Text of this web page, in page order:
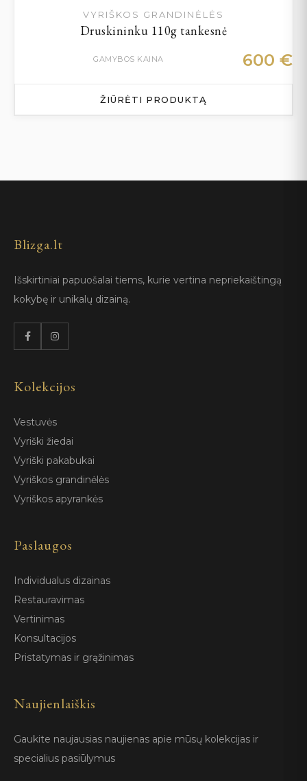
VYRIŠKOS GRANDINĖLĖS
Druskininku 110g tankesnė
GAMYBOS KAINA 600 €
ŽIŪRĖTI PRODUKTĄ
Blizga.lt
Išskirtiniai papuošalai tiems, kurie vertina nepriekaištingą
kokybę ir unikalų dizainą.
Kolekcijos
Vestuvės
Vyriški žiedai
Vyriški pakabukai
Vyriškos grandinėlės
Vyriškos apyrankės
Paslaugos
Individualus dizainas
Restauravimas
Vertinimas
Konsultacijos
Pristatymas ir grąžinimas
Naujienlaiškis
Gaukite naujausias naujienas apie mūsų kolekcijas ir
specialius pasiūlymus